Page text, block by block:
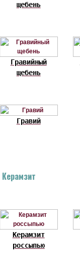
щебень
Гравийный
щебень
Гравий
Керамзит
Керамзит
россыпью